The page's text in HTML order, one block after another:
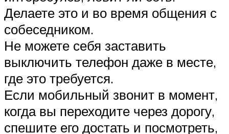
Делаете это и во время общения с
собеседником.
Не можете себя заставить
выключить телефон даже в месте,
где это требуется.
Если мобильный звонит в момент,
когда вы переходите через дорогу,
спешите его достать и посмотреть,